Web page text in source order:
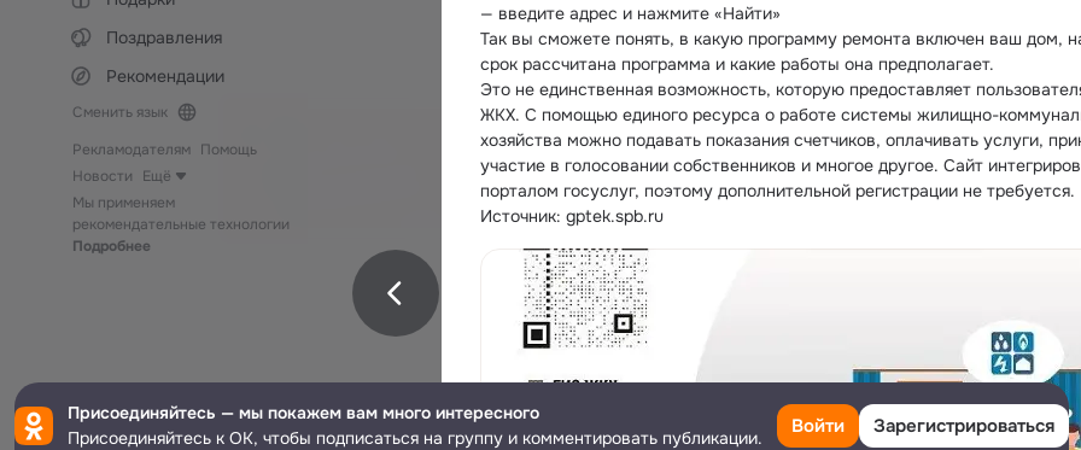
— введите адрес и нажмите «Найти»
Так вы сможете понять, в какую программу ремонта включен ваш дом,
срок рассчитана программа и какие работы она предполагает.
Это не единственная возможность, которую предоставляет
ЖКХ. С помощью единого ресурса о работе системы жилищно-
хозяйства можно подавать показания счетчиков, оплачивать услуги,
участие в голосовании собственников и многое другое. Сайт
порталом госуслуг, поэтому дополнительной регистрации не требуется.
Источник: gptek.spb.ru
Поздравления
Рекомендации
Сменить язык
Рекламодателям Помощь
Новости
Ещё
Мы применяем
рекомендательные технологии
Подробнее
Присоединяйтесь — мы покажем вам много интересного
Присоединяйтесь к ОК, чтобы подписаться на группу и комментировать публикации.
Войти Зарегистрироваться